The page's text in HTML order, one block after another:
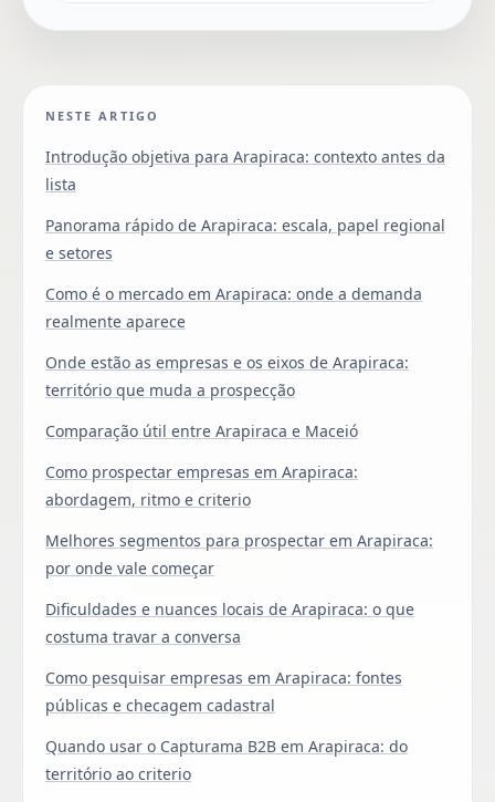
NESTE ARTIGO
Introdução objetiva para Arapiraca: contexto antes da
lista
Panorama rápido de Arapiraca: escala, papel regional
e setores
Como é o mercado em Arapiraca: onde a demanda
realmente aparece
Onde estão as empresas e os eixos de Arapiraca:
território que muda a prospecção
Comparação útil entre Arapiraca e Maceió
Como prospectar empresas em Arapiraca:
abordagem, ritmo e criterio
Melhores segmentos para prospectar em Arapiraca:
por onde vale começar
Dificuldades e nuances locais de Arapiraca: o que
costuma travar a conversa
Como pesquisar empresas em Arapiraca: fontes
públicas e checagem cadastral
Quando usar o Capturama B2B em Arapiraca: do
território ao criterio